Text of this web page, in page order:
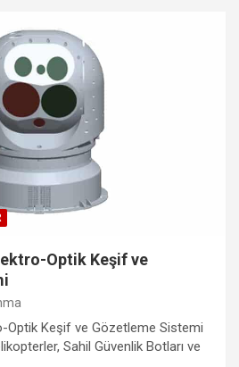
Optik Keşif ve
Optik Keşif ve Gözetleme Sistemi
Sahil Güvenlik Botları ve